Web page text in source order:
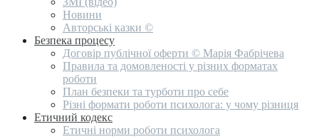
Новини
Авторські казки ©
Безпека процесу
Договір публічної оферти © Марія Фабрічева
Правила та домовленості у різних форматах
роботи
План безпеки та турботи про себе
Різні формати роботи психолога: у чому різниця
Етичний кодекс
Етичні норми роботи психолога